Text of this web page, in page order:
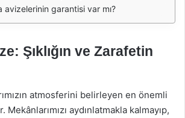
avizelerinin garantisi var mı?
Şıklığın ve Zarafetin
atmosferini belirleyen en önemli
aydınlatmakla kalmayıp,